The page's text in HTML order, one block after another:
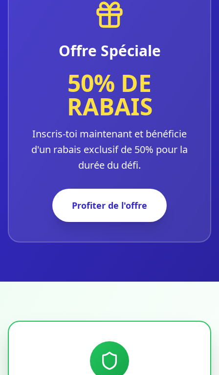
Offre Spéciale
50% DE
RABAIS
Inscris-toi maintenant et bénéficie
d'un rabais exclusif de 50% pour la
durée du défi.
Profiter de l'offre